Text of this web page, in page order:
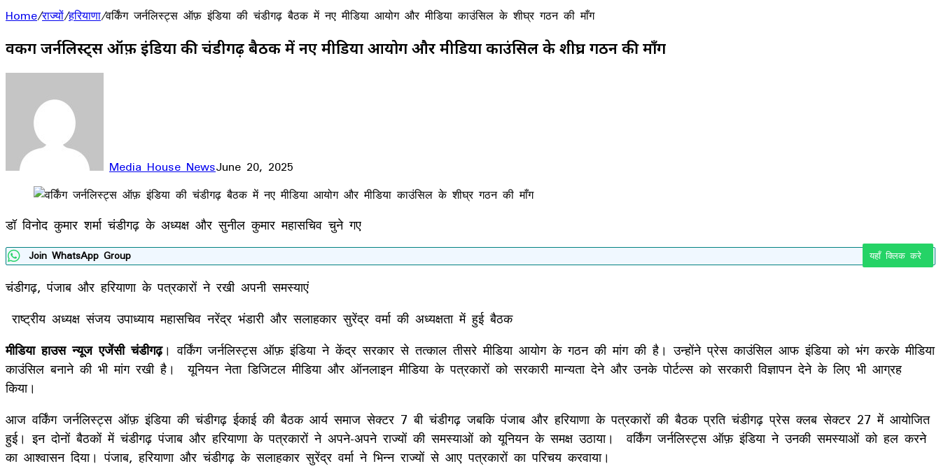
Home/राज्यों/हरियाणा/वर्किंग जर्नलिस्ट्स ऑफ़ इंडिया की चंडीगढ़ बैठक में नए मीडिया आयोग और मीडिया काउंसिल के शीघ्र गठन की माँग
वर्किंग जर्नलिस्ट्स ऑफ़ इंडिया की चंडीगढ़ बैठक में नए मीडिया आयोग और मीडिया काउंसिल के शीघ्र गठन की माँग
Media House NewsJune 20, 2025
Facebook
LinkedIn
WhatsApp
Telegram
डॉ विनोद कुमार शर्मा चंडीगढ़ के अध्यक्ष और सुनील कुमार महासचिव चुने गए
Join WhatsApp Group यहाँ क्लिक करे
चंडीगढ़, पंजाब और हरियाणा के पत्रकारों ने रखी अपनी समस्याएं
राष्ट्रीय अध्यक्ष संजय उपाध्याय महासचिव नरेंद्र भंडारी और सलाहकार सुरेंद्र वर्मा की अध्यक्षता में हुई बैठक
मीडिया हाउस न्यूज एजेंसी चंडीगढ़। वर्किंग जर्नलिस्ट्स ऑफ़ इंडिया ने केंद्र सरकार से तत्काल तीसरे मीडिया आयोग के गठन की मांग की है। उन्होंने प्रेस काउंसिल आफ इंडिया को भंग करके मीडिया
काउंसिल बनाने की भी मांग रखी है। यूनियन नेता डिजिटल मीडिया और ऑनलाइन मीडिया के पत्रकारों को सरकारी मान्यता देने और उनके पोर्टल्स को सरकारी विज्ञापन देने के लिए भी आग्रह
किया।
आज वर्किंग जर्नलिस्ट्स ऑफ़ इंडिया की चंडीगढ़ ईकाई की बैठक आर्य समाज सेक्टर 7 बी चंडीगढ़ जबकि पंजाब और हरियाणा के पत्रकारों की बैठक प्रति चंडीगढ़ प्रेस क्लब सेक्टर 27 में आयोजित
हुई। इन दोनों बैठकों में चंडीगढ़ पंजाब और हरियाणा के पत्रकारों ने अपने-अपने राज्यों की समस्याओं को यूनियन के समक्ष उठाया। वर्किंग जर्नलिस्ट्स ऑफ़ इंडिया ने उनकी समस्याओं को हल करने
का आश्वासन दिया। पंजाब, हरियाणा और चंडीगढ़ के सलाहकार सुरेंद्र वर्मा ने भिन्न राज्यों से आए पत्रकारों का परिचय करवाया।